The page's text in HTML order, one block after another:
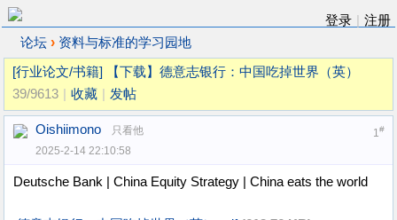
登录
注册
论坛 › 资料与标准的学习园地
[行业论文/书籍]
【下载】德意志银行：中国吃掉世界（英）
39/9613
收藏 发帖
1#
Oishiimono
只看他
2025-2-14 22:10:58
Deutsche Bank | China Equity Strategy | China eats the world